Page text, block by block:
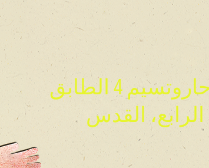
ياد حاروتسيم 4 الطابق
الرابع، القدس